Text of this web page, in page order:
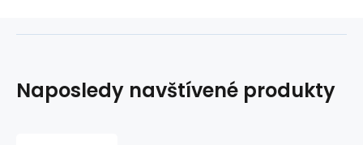
Naposledy navštívené produkty